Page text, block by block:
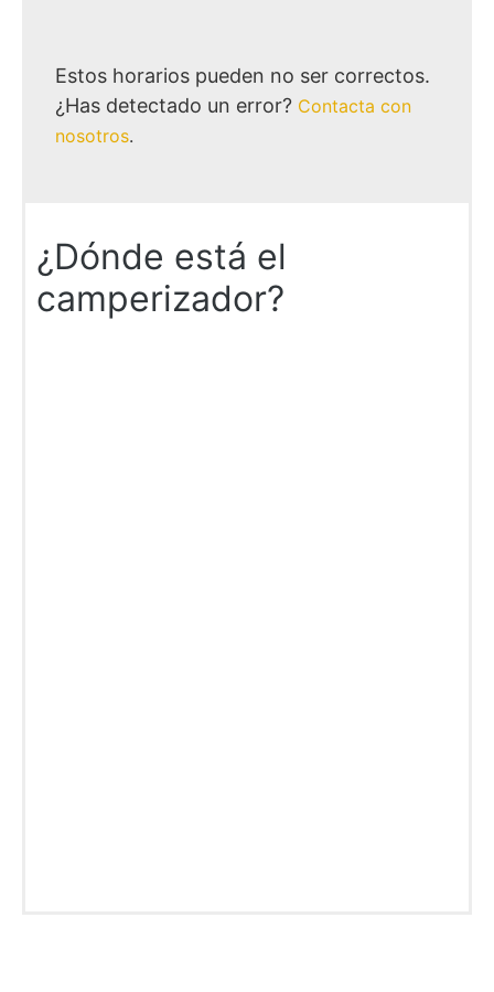
Estos horarios pueden no ser correctos.
¿Has detectado un error? Contacta con
nosotros.
¿Dónde está el
camperizador?